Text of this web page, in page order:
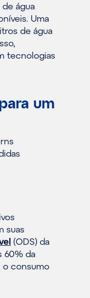
água
Uma
de água
tecnologias
um
suas
(ODS) da
60% da
o consumo